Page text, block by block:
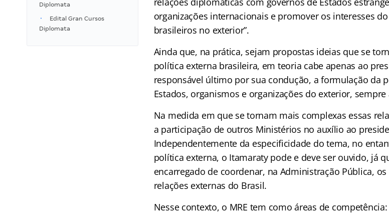
Diplomata
Edital Gran Cursos
Diplomata
organizações internacionais e promover os interesses
brasileiros no exterior”.
Ainda que, na prática, sejam propostas ideias que se
política externa brasileira, em teoria cabe apenas ao
responsável último por sua condução, a formulação da
Estados, organismos e organizações do exterior,
Na medida em que se tornam mais complexas essas
a participação de outros Ministérios no auxílio ao
Independentemente da especificidade do tema, no
política externa, o Itamaraty pode e deve ser ouvido, já
encarregado de coordenar, na Administração Pública,
relações externas do Brasil.
Nesse contexto, o MRE tem como áreas de competência: